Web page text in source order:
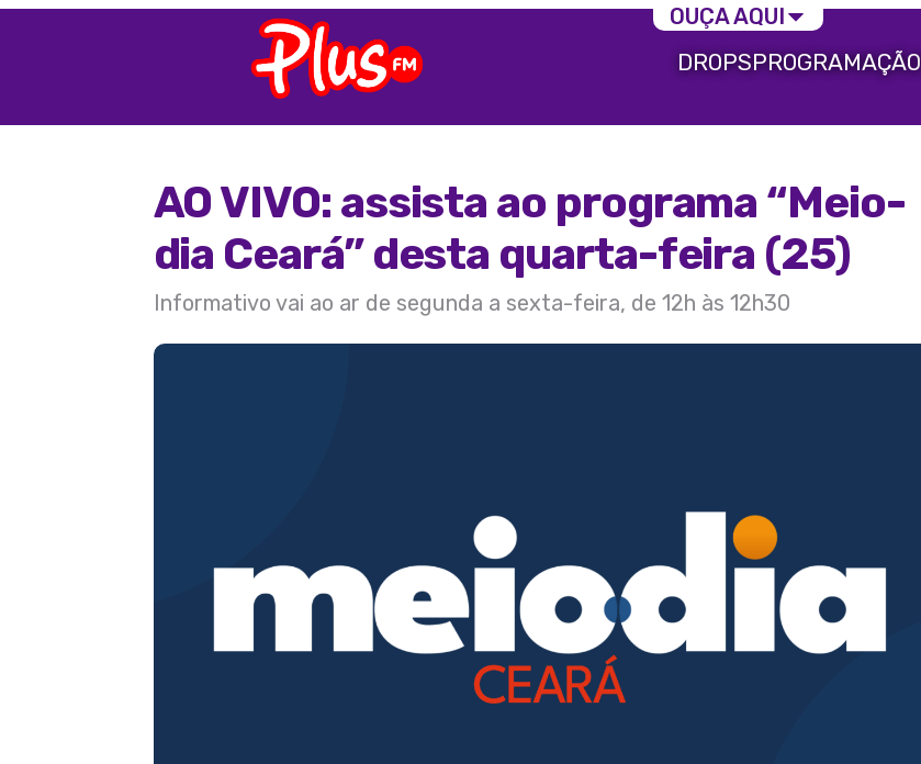
DROPSPROGRAMAÇÃO
AO VIVO: assista ao programa “Meio-
dia Ceará” desta quarta-feira (25)
Informativo vai ao ar de segunda a sexta-feira, de 12h às 12h30
OUÇA AQUI